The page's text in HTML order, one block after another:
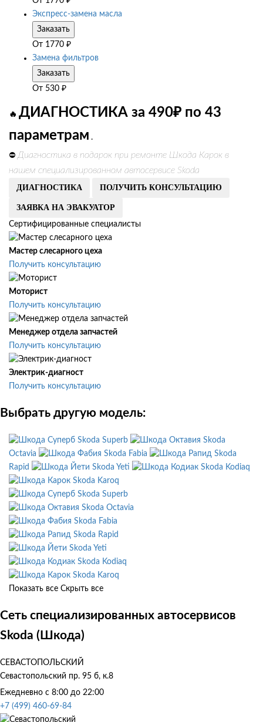
Экспресс-замена масла
Заказать
От 1770 ₽
Замена фильтров
Заказать
От 530 ₽
🔥 ДИАГНОСТИКА за 490₽ по 43
параметрам .
⛔ Диагностика в подарок при ремонте Шкода Карок в
нашем специализированном автосервисе Skoda
ДИАГНОСТИКА ПОЛУЧИТЬ КОНСУЛЬТАЦИЮ
ЗАЯВКА НА ЭВАКУАТОР
Сертифицированные специалисты
Мастер слесарного цеха
Получить консультацию
Моторист
Получить консультацию
Менеджер отдела запчастей
Получить консультацию
Электрик-диагност
Получить консультацию
Выбрать другую модель:
Skoda Superb
Skoda
Octavia
Skoda Fabia
Skoda
Rapid
Skoda Yeti
Skoda Kodiaq
Skoda Karoq
Skoda Superb
Skoda Octavia
Skoda Fabia
Skoda Rapid
Skoda Yeti
Skoda Kodiaq
Skoda Karoq
Показать все Скрыть все
Сеть специализированных автосервисов
Skoda (Шкода)
СЕВАСТОПОЛЬСКИЙ
Севастопольский пр. 95 б, к.8
Ежедневно с 8:00 до 22:00
+7 (499) 460-69-84